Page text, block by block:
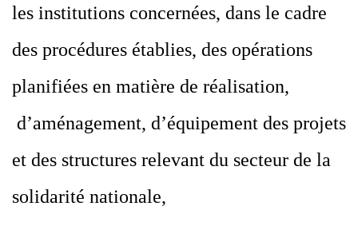
les institutions concernées, dans le cadre
des procédures établies, des opérations
planifiées en matière de réalisation,
d’aménagement, d’équipement des projets
et des structures relevant du secteur de la
solidarité nationale,